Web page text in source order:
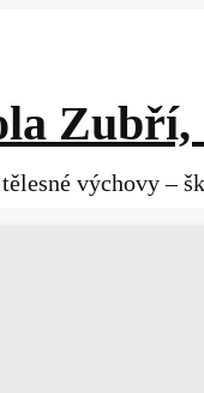
Zubří,
výchovy –